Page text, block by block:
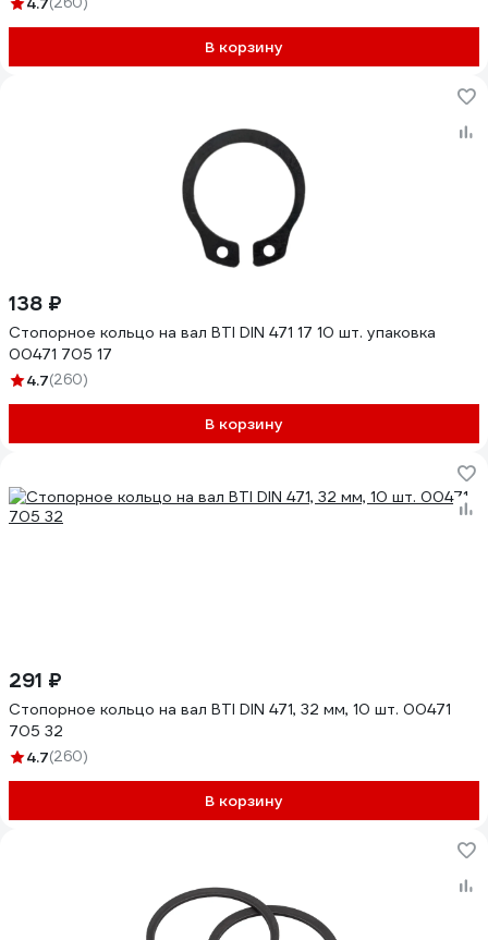
В корзину
138 ₽
Стопорное кольцо на вал BTI DIN 471 17 10 шт. упаковка
00471 705 17
4.7(260)
В корзину
291 ₽
Стопорное кольцо на вал BTI DIN 471, 32 мм, 10 шт. 00471
705 32
4.7(260)
В корзину